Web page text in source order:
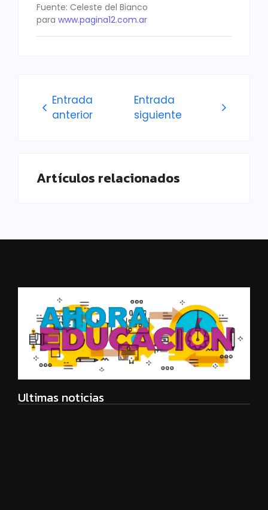
Fuente: Celeste del Bianco
para www.pagina12.com.ar
Entrada
anterior
Entrada
siguiente
Artículos relacionados
Ultimas noticias